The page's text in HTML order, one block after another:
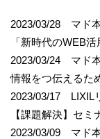
2023/03/28 マド
「新時代のWEB活
2023/03/24 マド
情報をつ伝えるた
2023/03/17 LIXIL
【課題解決】セ
2023/03/09 マド